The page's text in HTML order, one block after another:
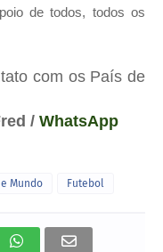
de todos, todos os
com os País de
/ WhatsApp
Mundo Futebol